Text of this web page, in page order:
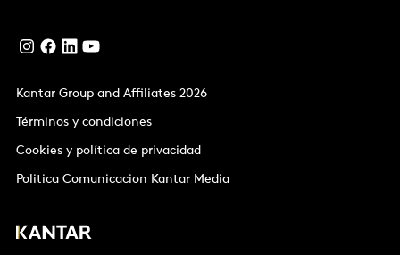
Kantar Group and Affiliates 2026
Términos y condiciones
Cookies y política de privacidad
Politica Comunicacion Kantar Media